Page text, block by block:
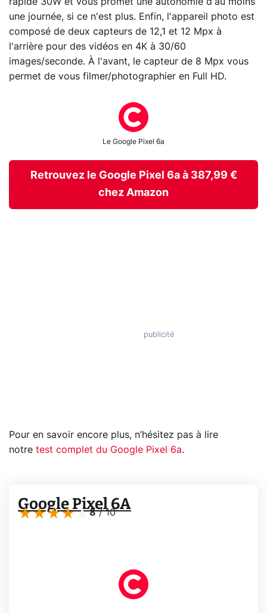
rapide 30W et vous promet une autonomie d'au moins
une journée, si ce n'est plus. Enfin, l'appareil photo est
composé de deux capteurs de 12,1 et 12 Mpx à
l'arrière pour des vidéos en 4K à 30/60
images/seconde. À l'avant, le capteur de 8 Mpx vous
permet de vous filmer/photographier en Full HD.
Le Google Pixel 6a
Retrouvez le Google Pixel 6a à 387,99 €
chez Amazon
Pour en savoir encore plus, n’hésitez pas à lire
notre test complet du Google Pixel 6a.
Google Pixel 6A
8/10